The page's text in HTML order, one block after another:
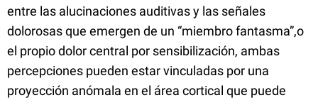
entre las alucinaciones auditivas y las señales
dolorosas que emergen de un “miembro fantasma”,o
el propio dolor central por sensibilización, ambas
percepciones pueden estar vinculadas por una
proyección anómala en el área cortical que puede